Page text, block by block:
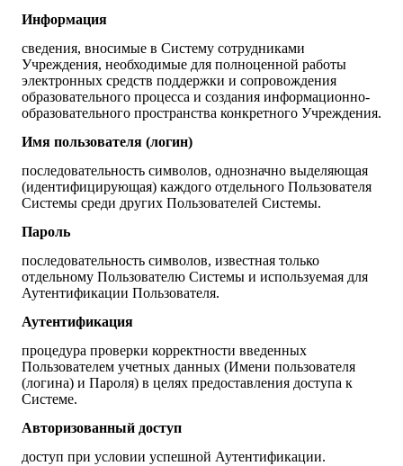
Информация
сведения, вносимые в Систему сотрудниками
Учреждения, необходимые для полноценной работы
электронных средств поддержки и сопровождения
образовательного процесса и создания информационно-
образовательного пространства конкретного Учреждения.
Имя пользователя (логин)
последовательность символов, однозначно выделяющая
(идентифицирующая) каждого отдельного Пользователя
Системы среди других Пользователей Системы.
Пароль
последовательность символов, известная только
отдельному Пользователю Системы и используемая для
Аутентификации Пользователя.
Аутентификация
процедура проверки корректности введенных
Пользователем учетных данных (Имени пользователя
(логина) и Пароля) в целях предоставления доступа к
Системе.
Авторизованный доступ
доступ при условии успешной Аутентификации.